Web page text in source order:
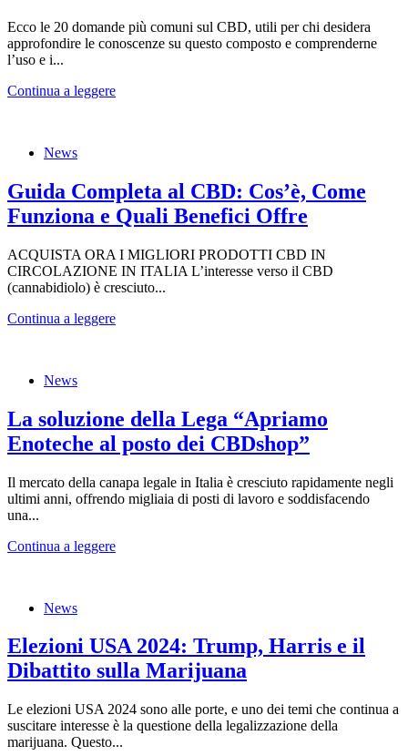
Ecco le 20 domande più comuni sul CBD, utili per chi desidera
approfondire le conoscenze su questo composto e comprenderne
l’uso e i...
Continua a leggere
News
Guida Completa al CBD: Cos’è, Come
Funziona e Quali Benefici Offre
ACQUISTA ORA I MIGLIORI PRODOTTI CBD IN
CIRCOLAZIONE IN ITALIA L’interesse verso il CBD
(cannabidiolo) è cresciuto...
Continua a leggere
News
La soluzione della Lega “Apriamo
Enoteche al posto dei CBDshop”
Il mercato della canapa legale in Italia è cresciuto rapidamente negli
ultimi anni, offrendo migliaia di posti di lavoro e soddisfacendo
una...
Continua a leggere
News
Elezioni USA 2024: Trump, Harris e il
Dibattito sulla Marijuana
Le elezioni USA 2024 sono alle porte, e uno dei temi che continua a
suscitare interesse è la questione della legalizzazione della
marijuana. Questo...